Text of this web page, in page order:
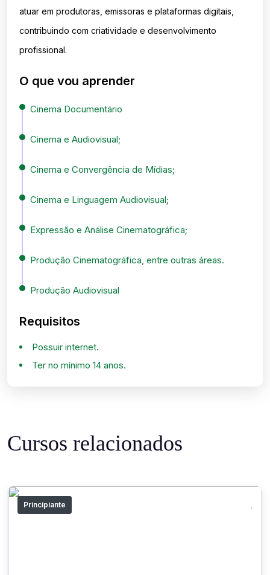
atuar em produtoras, emissoras e plataformas digitais,
contribuindo com criatividade e desenvolvimento
profissional.
O que vou aprender
Cinema Documentário
Cinema e Audiovisual;
Cinema e Convergência de Mídias;
Cinema e Linguagem Audiovisual;
Expressão e Análise Cinematográfica;
Produção Cinematográfica, entre outras áreas.
Produção Audiovisual
Requisitos
Possuir internet.
Ter no mínimo 14 anos.
Cursos relacionados
Principiante